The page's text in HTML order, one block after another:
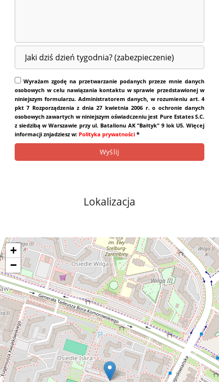
Wyrażam zgodę na przetwarzanie podanych przeze mnie danych
osobowych w celu nawiązania kontaktu w sprawie przedstawionej w
niniejszym formularzu. Administratorem danych, w rozumieniu art. 4
pkt 7 Rozporządzenia z dnia 27 kwietnia 2006 r. o ochronie danych
osobowych zawartych w niniejszym oświadczeniu jest Pure Estates S.C.
z siedzibą w Warszawie przy ul. Batalionu AK "Bałtyk" 9 lok U5. Więcej
informacji znjadziesz w: Polityka prywatności *
Lokalizacja
+
−